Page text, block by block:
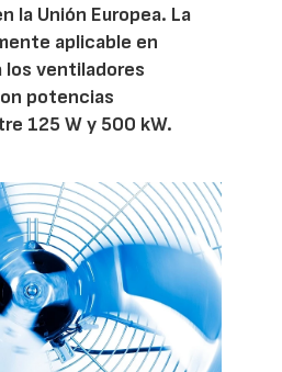
la Unión Europea. La
aplicable en
los ventiladores
potencias
125 W y 500 kW.